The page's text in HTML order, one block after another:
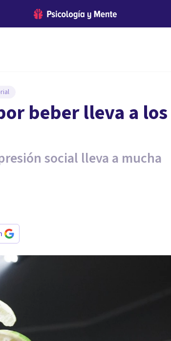
beber lleva a los
social lleva a mucha